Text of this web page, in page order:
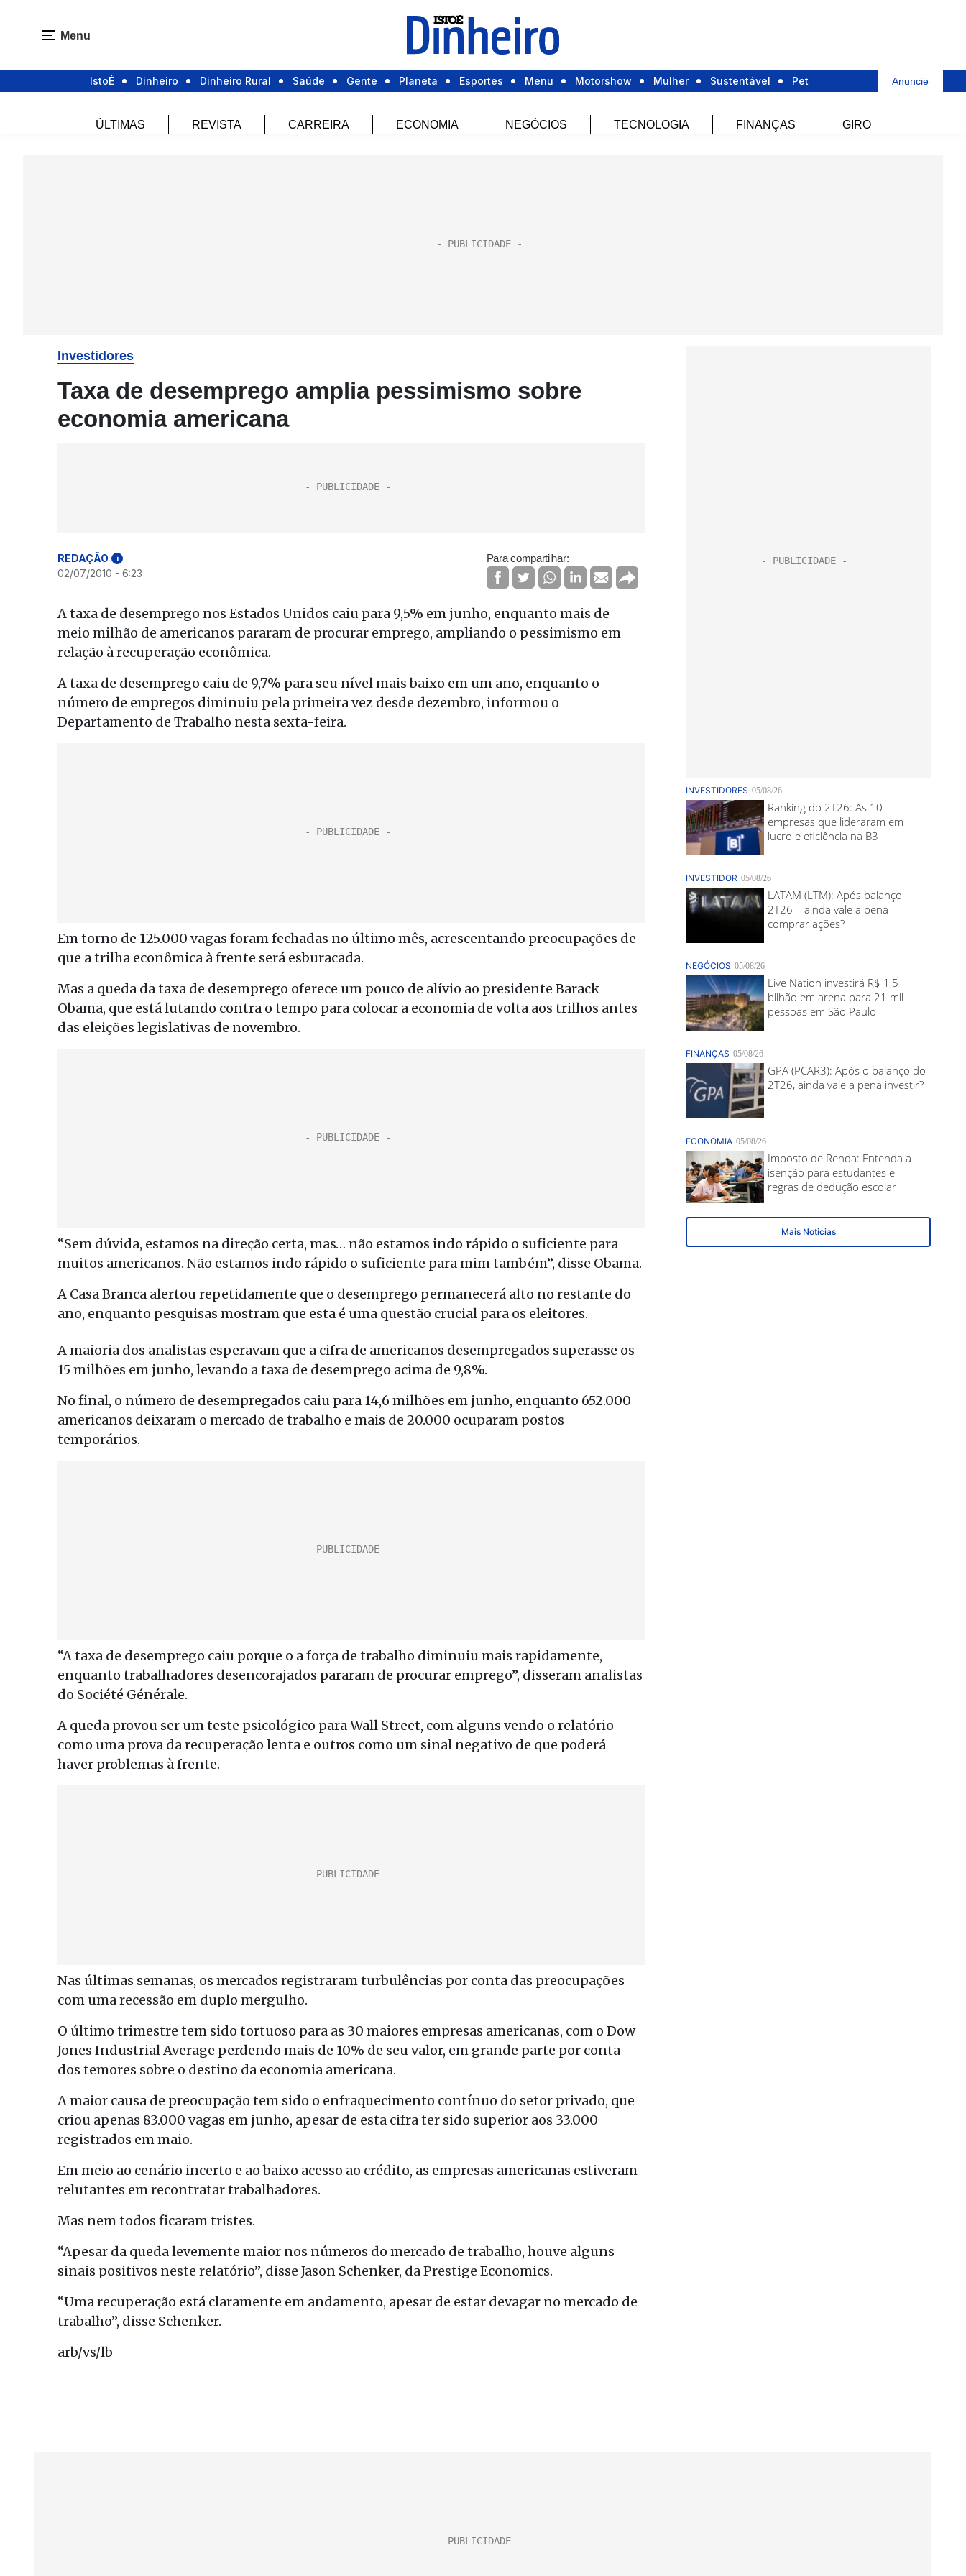
Menu
IstoÉ Dinheiro Dinheiro Rural Saúde Gente Planeta Esportes Menu Motorshow Mulher Sustentável Pet Anuncie
ÚLTIMAS REVISTA CARREIRA ECONOMIA NEGÓCIOS TECNOLOGIA FINANÇAS GIRO
Investidores
Taxa de desemprego amplia pessimismo sobre
economia americana
REDAÇÃO i
02/07/2010 - 6:23
Para compartilhar:
A taxa de desemprego nos Estados Unidos caiu para 9,5% em junho, enquanto mais de
meio milhão de americanos pararam de procurar emprego, ampliando o pessimismo em
relação à recuperação econômica.
A taxa de desemprego caiu de 9,7% para seu nível mais baixo em um ano, enquanto o
número de empregos diminuiu pela primeira vez desde dezembro, informou o
Departamento de Trabalho nesta sexta-feira.
Em torno de 125.000 vagas foram fechadas no último mês, acrescentando preocupações de
que a trilha econômica à frente será esburacada.
Mas a queda da taxa de desemprego oferece um pouco de alívio ao presidente Barack
Obama, que está lutando contra o tempo para colocar a economia de volta aos trilhos antes
das eleições legislativas de novembro.
“Sem dúvida, estamos na direção certa, mas… não estamos indo rápido o suficiente para
muitos americanos. Não estamos indo rápido o suficiente para mim também”, disse Obama.
A Casa Branca alertou repetidamente que o desemprego permanecerá alto no restante do
ano, enquanto pesquisas mostram que esta é uma questão crucial para os eleitores.
A maioria dos analistas esperavam que a cifra de americanos desempregados superasse os
15 milhões em junho, levando a taxa de desemprego acima de 9,8%.
No final, o número de desempregados caiu para 14,6 milhões em junho, enquanto 652.000
americanos deixaram o mercado de trabalho e mais de 20.000 ocuparam postos
temporários.
“A taxa de desemprego caiu porque o a força de trabalho diminuiu mais rapidamente,
enquanto trabalhadores desencorajados pararam de procurar emprego”, disseram analistas
do Société Générale.
A queda provou ser um teste psicológico para Wall Street, com alguns vendo o relatório
como uma prova da recuperação lenta e outros como um sinal negativo de que poderá
haver problemas à frente.
Nas últimas semanas, os mercados registraram turbulências por conta das preocupações
com uma recessão em duplo mergulho.
O último trimestre tem sido tortuoso para as 30 maiores empresas americanas, com o Dow
Jones Industrial Average perdendo mais de 10% de seu valor, em grande parte por conta
dos temores sobre o destino da economia americana.
A maior causa de preocupação tem sido o enfraquecimento contínuo do setor privado, que
criou apenas 83.000 vagas em junho, apesar de esta cifra ter sido superior aos 33.000
registrados em maio.
Em meio ao cenário incerto e ao baixo acesso ao crédito, as empresas americanas estiveram
relutantes em recontratar trabalhadores.
Mas nem todos ficaram tristes.
“Apesar da queda levemente maior nos números do mercado de trabalho, houve alguns
sinais positivos neste relatório”, disse Jason Schenker, da Prestige Economics.
“Uma recuperação está claramente em andamento, apesar de estar devagar no mercado de
trabalho”, disse Schenker.
arb/vs/lb